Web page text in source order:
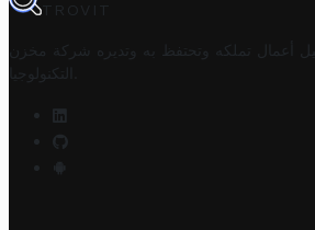
TROVIT
أعمال تملكه وتحتفظ به وتديره
شركة مخزن
التكنولوجيا